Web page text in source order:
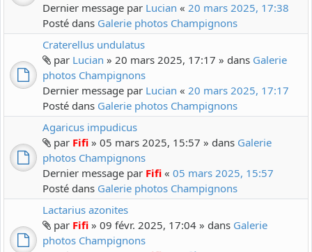
Dernier message par Lucian « 20 mars 2025, 17:38
Posté dans Galerie photos Champignons
Craterellus undulatus
par Lucian » 20 mars 2025, 17:17 » dans Galerie
photos Champignons
Dernier message par Lucian « 20 mars 2025, 17:17
Posté dans Galerie photos Champignons
Agaricus impudicus
par Fifi » 05 mars 2025, 15:57 » dans Galerie
photos Champignons
Dernier message par Fifi « 05 mars 2025, 15:57
Posté dans Galerie photos Champignons
Lactarius azonites
par Fifi » 09 févr. 2025, 17:04 » dans Galerie
photos Champignons